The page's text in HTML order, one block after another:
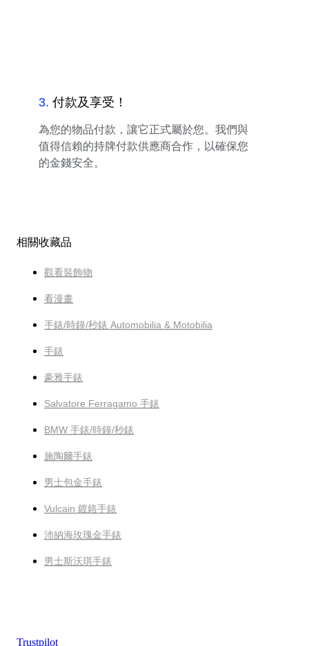
3. 付款及享受！
為您的物品付款，讓它正式屬於您。我們與
值得信賴的持牌付款供應商合作，以確保您
的金錢安全。
相關收藏品
觀看裝飾物
看漫畫
手錶/時鐘/秒錶 Automobilia & Motobilia
手錶
豪雅手錶
Salvatore Ferragamo 手錶
BMW 手錶/時鐘/秒錶
施陶爾手錶
男士包金手錶
Vulcain 鍍鉻手錶
沛納海玫瑰金手錶
男士斯沃琪手錶
Trustpilot